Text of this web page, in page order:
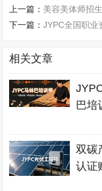
上一篇： 美容美体师招
下一篇：JYPC全国职业
相关文章
巴培
双碳
认证